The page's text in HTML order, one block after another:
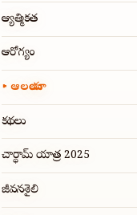
ఆధ్యాత్మికత
ఆరోగ్యం
ఆలయాలు
కథలు
చార్ధామ్ యాత్ర 2025
జీవనశైలి